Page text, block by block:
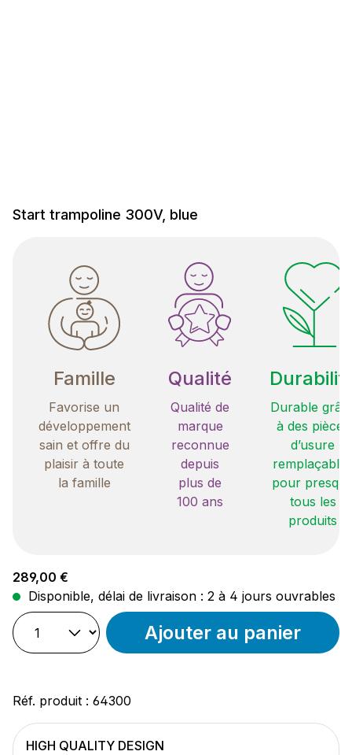
Start trampoline 300V, blue
Famille
Favorise un
développement
sain et offre du
plaisir à toute
la famille
Qualité
Qualité de
marque
reconnue
depuis
plus de
100 ans
Durable
à des pièces
d’usure
remplaçables
pour
tous les
produits
Prix régulier :
289,00 €
Disponible, délai de livraison : 2 à 4 jours ouvrables
Ajouter au panier
Réf. produit : 64300
HIGH QUALITY DESIGN